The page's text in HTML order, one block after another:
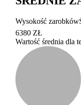
Wysokość zarobków
6380 ZŁ
Wartość średnia dla